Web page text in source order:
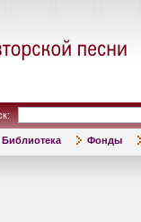
Библиотека Фонды